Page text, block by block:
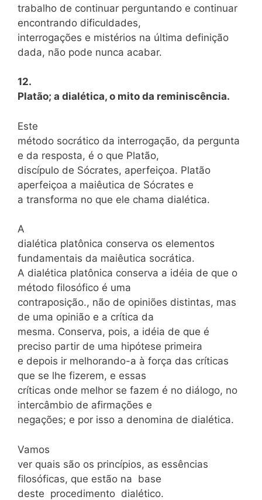
trabalho de continuar perguntando e continuar
encontrando dificuldades,
interrogações e mistérios na última definição
dada, não pode nunca acabar.
12.
Platão; a dialética, o mito da reminiscência.
Este
método socrático da interrogação, da pergunta
e da resposta, é o que Platão,
discípulo de Sócrates, aperfeiçoa. Platão
aperfeiçoa a maiêutica de Sócrates e
a transforma no que ele chama dialética.
A
dialética platônica conserva os elementos
fundamentais da maiêutica socrática.
A dialética platônica conserva a idéia de que o
método filosófico é uma
contraposição., não de opiniões distintas, mas
de uma opinião e a crítica da
mesma. Conserva, pois, a idéia de que é
preciso partir de uma hipótese primeira
e depois ir melhorando-a à força das críticas
que se lhe fizerem, e essas
críticas onde melhor se fazem é no diálogo, no
intercâmbio de afirmações e
negações; e por isso a denomina de dialética.
Vamos
ver quais são os princípios, as essências
filosóficas, que estão na base
deste procedimento dialético.